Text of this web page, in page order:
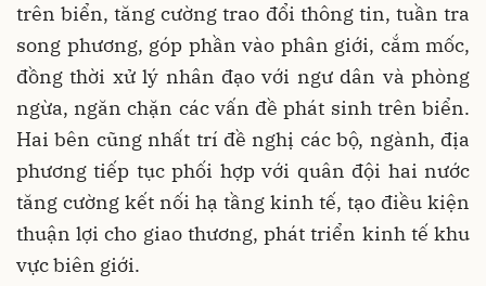
trên biển,tăng cường trao đổi thông tin, tuần tra
song phương, góp phần vào phân giới, cắm mốc,
đồng thời xử lý nhân đạo với ngư dân vàphòng
ngừa, ngăn chặn các vấn đề phát sinh trên biển.
Hai bên cũng nhất trí đề nghị các bộ, ngành, địa
phương tiếp tục phối hợp với quân đội hai nước
tăng cường kết nối hạ tầng kinh tế, tạo điều kiện
thuận lợi cho giao thương, phát triển kinh tế khu
vực biên giới.